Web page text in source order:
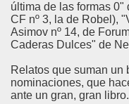
última de las formas 0"
CF nº 3, la de Robel),
Asimov nº 14, de
Caderas Dulces" de
Relatos que suman un
nominaciones, que
ante un gran, gran libro.